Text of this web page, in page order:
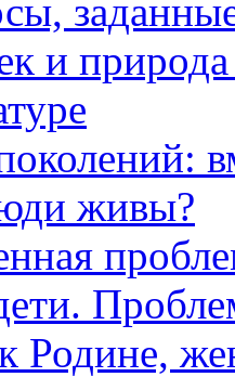
и
живы?
Родине,